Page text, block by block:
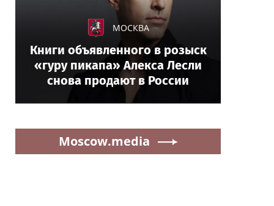
МОСКВА
Книги объявленного в розыск
«гуру пикапа» Алекса Лесли
снова продают в России
Moscow.media